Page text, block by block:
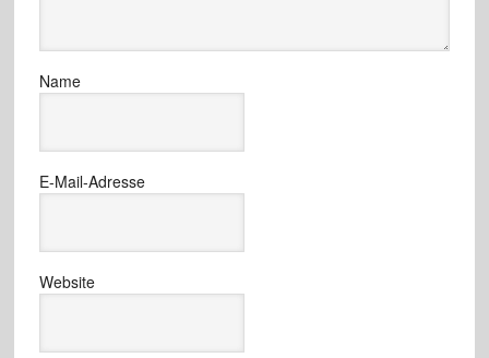
Name
E-Mail-Adresse
Website